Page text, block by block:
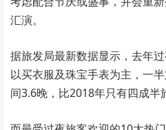
汇演。
据旅发局最新数据显示，去年
以买衣服及珠宝手表为主，一
间3.6晚，比2018年只有四成半